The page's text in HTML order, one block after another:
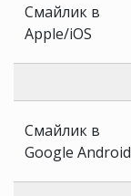
Смайлик в
Apple/iOS
Смайлик в
Google Android